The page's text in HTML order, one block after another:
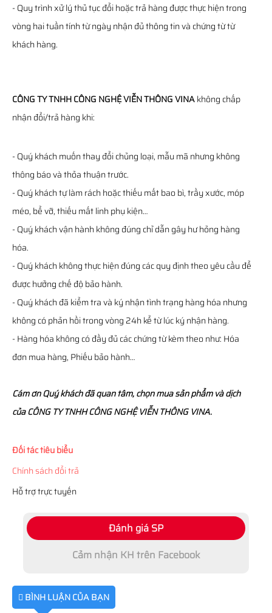
- Quy trình xử lý thủ tục đổi hoặc trả hàng được thực hiện trong
vòng hai tuần tính từ ngày nhận đủ thông tin và chứng từ từ
khách hàng.
CÔNG TY TNHH CÔNG NGHỆ VIỄN THÔNG VINAkhông chấp
nhận đổi/trả hàng khi:
- Quý khách muốn thay đổi chủng loại, mẫu mã nhưng không
thông báo và thỏa thuận trước.
- Quý khách tự làm rách hoặc thiếu mất bao bì, trầy xước, móp
méo, bể vỡ, thiếu mất linh phụ kiện…
- Quý khách vận hành không đúng chỉ dẫn gây hư hỏng hàng
hóa.
- Quý khách không thực hiện đúng các quy định theo yêu cầu để
được hưởng chế độ bảo hành.
- Quý khách đã kiểm tra và ký nhận tình trạng hàng hóa nhưng
không có phản hồi trong vòng 24h kể từ lúc ký nhận hàng.
- Hàng hóa không có đầy đủ các chứng từ kèm theo như: Hóa
đơn mua hàng, Phiếu bảo hành…
Cám ơn Quý khách đã quan tâm, chọn mua sản phẩm và dịch
của CÔNG TY TNHH CÔNG NGHỆ VIỄN THÔNG VINA.
Đối tác tiêu biểu
Chính sách đổi trả
Hỗ trợ trực tuyến
Đánh giá SP
Cảm nhận KH trên Facebook
BÌNH LUẬN CỦA BẠN